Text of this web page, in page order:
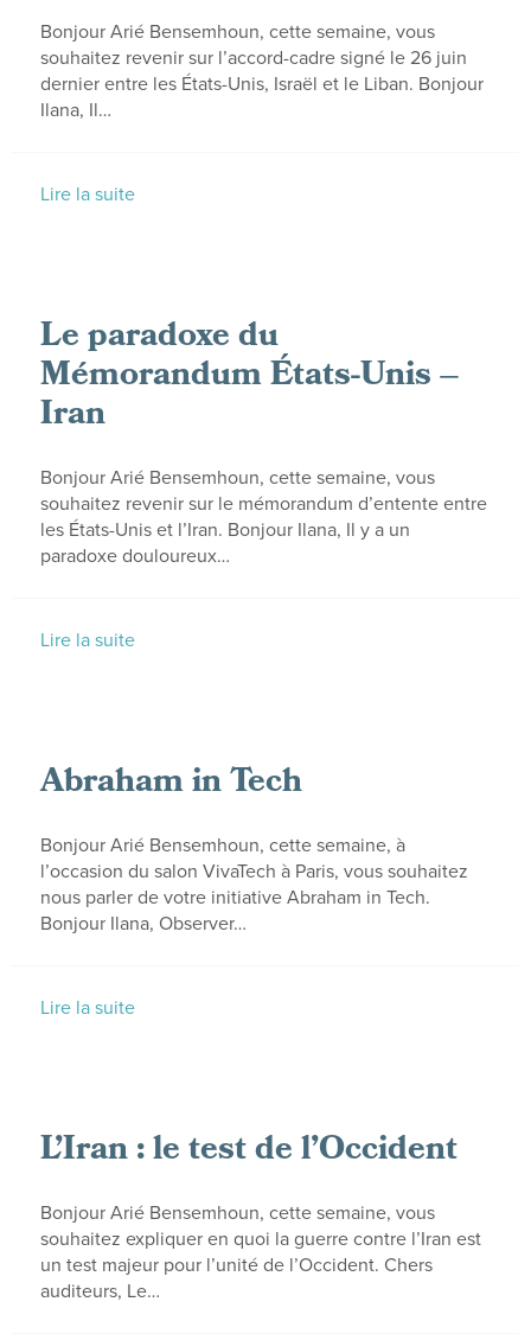
Bonjour Arié Bensemhoun, cette semaine, vous
souhaitez revenir sur l’accord-cadre signé le 26 juin
dernier entre les États-Unis, Israël et le Liban. Bonjour
Ilana, Il…
Lire la suite
Le paradoxe du
Mémorandum États-Unis –
Iran
Bonjour Arié Bensemhoun, cette semaine, vous
souhaitez revenir sur le mémorandum d’entente entre
les États-Unis et l’Iran. Bonjour Ilana, Il y a un
paradoxe douloureux…
Lire la suite
Abraham in Tech
Bonjour Arié Bensemhoun, cette semaine, à
l’occasion du salon VivaTech à Paris, vous souhaitez
nous parler de votre initiative Abraham in Tech.
Bonjour Ilana, Observer…
Lire la suite
L’Iran : le test de l’Occident
Bonjour Arié Bensemhoun, cette semaine, vous
souhaitez expliquer en quoi la guerre contre l’Iran est
un test majeur pour l’unité de l’Occident. Chers
auditeurs, Le…